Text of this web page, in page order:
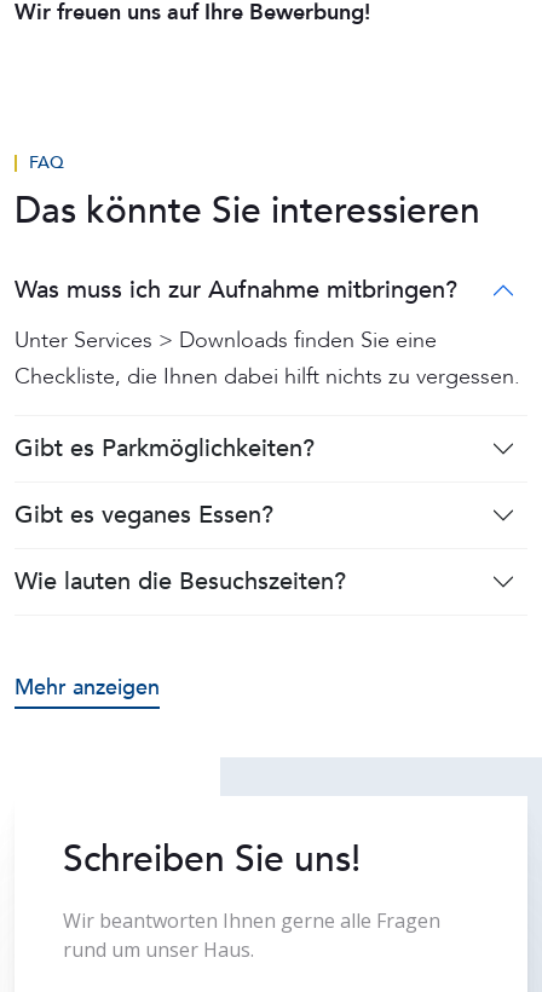
Wir freuen uns auf Ihre Bewerbung!
FAQ
Das könnte Sie interessieren
Was muss ich zur Aufnahme mitbringen?
Unter Services > Downloads finden Sie eine
Checkliste, die Ihnen dabei hilft nichts zu vergessen.
Gibt es Parkmöglichkeiten?
Gibt es veganes Essen?
Wie lauten die Besuchszeiten?
Mehr anzeigen
Schreiben Sie uns!
Wir beantworten Ihnen gerne alle Fragen
rund um unser Haus.